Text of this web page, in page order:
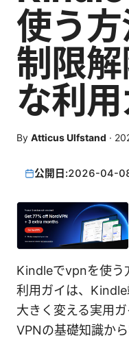
使う
制限
な利
By Atticus Ulfstand ·
公開日:2026-04-
Kindleでvpnを使う
利用ガイは、
大きく変える実用ガ
VPNの基礎知識か